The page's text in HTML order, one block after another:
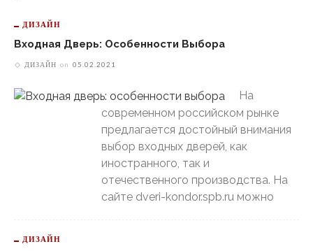
ДИЗАЙН
Входная Дверь: Особенности Выбора
ДИЗАЙН on 05.02.2021
На
современном российском рынке
предлагается достойный внимания
выбор входных дверей, как
иностранного, так и
отечественного производства. На
сайте dveri-kondor.spb.ru можно
ДИЗАЙН